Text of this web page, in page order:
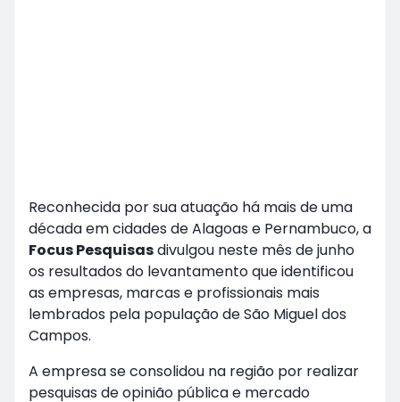
Reconhecida por sua atuação há mais de uma
década em cidades de Alagoas e Pernambuco, a
Focus Pesquisasdivulgou neste mês de junho
os resultados do levantamento que identificou
as empresas, marcas e profissionais mais
lembrados pela população de São Miguel dos
Campos.
A empresa se consolidou na região por realizar
pesquisas de opinião pública e mercado